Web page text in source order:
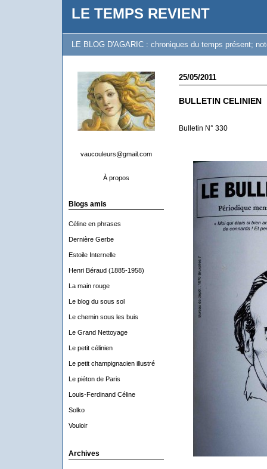
LE TEMPS REVIENT
LE BLOG D'AGARIC : chroniques du temps présent;
vaucouleurs@gmail.com
À propos
Blogs amis
Céline en phrases
Dernière Gerbe
Estoile Internelle
Henri Béraud (1885-1958)
La main rouge
Le blog du sous sol
Le chemin sous les buis
Le Grand Nettoyage
Le petit célinien
Le petit champignacien illustré
Le piéton de Paris
Louis-Ferdinand Céline
Solko
Vouloir
Archives
25/05/2011
BULLETIN CELINIEN
Bulletin N° 330